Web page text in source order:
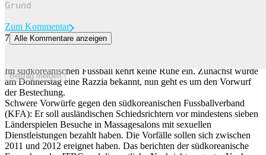
Beitrag melden
Zum Kommentar
7 Alle Kommentare anzeigen
Im südkoreanischen Fussball kehrt keine Ruhe ein. Zunächst wurde
am Donnerstag eine Razzia bekannt, nun geht es um den Vorwurf
der Bestechung.
Schwere Vorwürfe gegen den südkoreanischen Fussballverband
(KFA): Er soll ausländischen Schiedsrichtern vor mindestens sieben
Länderspielen Besuche in Massagesalons mit sexuellen
Dienstleistungen bezahlt haben. Die Vorfälle sollen sich zwischen
2011 und 2012 ereignet haben. Das berichten der südkoreanische